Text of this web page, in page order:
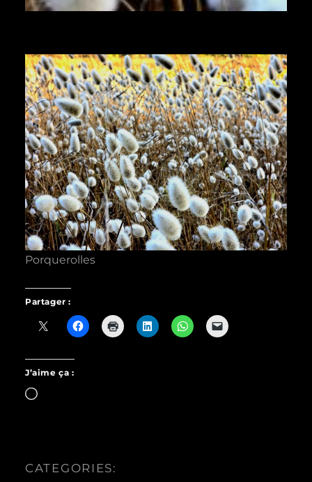
Porquerolles
Partager :
J’aime ça :
Chargement…
CATEGORIES: